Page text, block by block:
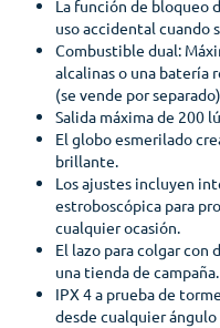
La función de bloqueo
uso accidental cuando
Combustible dual:
alcalinas o una batería
(se vende por separado)
Salida máxima de 200
El globo esmerilado
brillante.
Los ajustes incluyen
estroboscópica para
cualquier ocasión.
El lazo para colgar con
una tienda de campaña.
IPX 4 a prueba de
desde cualquier ángulo